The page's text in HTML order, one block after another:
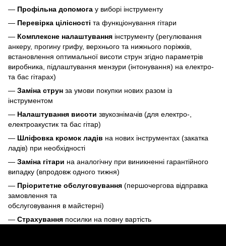
— Профільна допомога у виборі інструменту
— Перевірка цілісності та функціонування гітари
— Комплексне налаштування інструменту (регулювання
анкеру, прогину грифу, верхнього та нижнього поріжків,
встановлення оптимальної висоти струн згідно параметрів
виробника, підлаштування мензури (інтонування) на електро-
та бас гітарах)
— Заміна струн за умови покупки нових разом із
інструментом
— Налаштування висоти звукознімачів (для електро-,
електроакустик та бас гітар)
— Шліфовка кромок ладів на нових інструментах (закатка
ладів) при необхідності
— Заміна гітари на аналогічну при виникненні гарантійного
випадку (впродовж одного тижня)
— Пріоритетне обслуговування (першочергова відправка
замовлення та
обслуговування в майстерні)
— Страхування посилки на повну вартість